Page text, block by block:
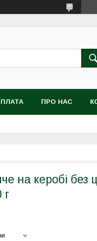
ПРО НАС
на керобі без
г